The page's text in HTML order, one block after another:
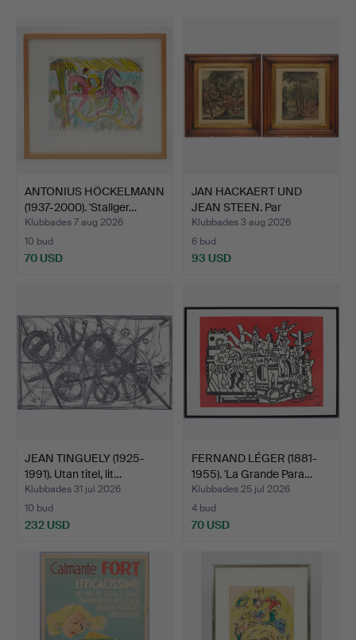
ANTONIUS HÖCKELMANN
(1937-2000). 'Stallger…
Klubbades 7 aug 2026
10 bud
70 USD
JAN HACKAERT UND
JEAN STEEN. Par
kopparsti…
Klubbades 3 aug 2026
6 bud
93 USD
JEAN TINGUELY (1925-
1991). Utan titel, lit…
Klubbades 31 jul 2026
10 bud
232 USD
FERNAND LÉGER (1881-
1955). 'La Grande Para…
Klubbades 25 jul 2026
4 bud
70 USD